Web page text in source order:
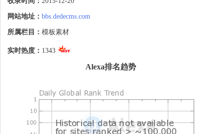
网站地址： bbs.dedecms.com
所属栏目： 模板素材
实时热度： 1343
Alexa排名趋势